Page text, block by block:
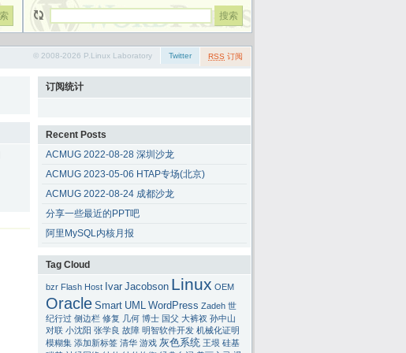
RSS 订阅
Twitter
© 2008-2026 P.Linux Laboratory
订阅统计
Recent Posts
ACMUG 2022-08-28 深圳沙龙
ACMUG 2023-05-06 HTAP专场(北京)
ACMUG 2022-08-24 成都沙龙
分享一些最近的PPT吧
阿里MySQL内核月报
Tag Cloud
bzr Flash Host Ivar Jacobson Linux OEM
Oracle Smart UML WordPress Zadeh 世
纪行过 侧边栏 修复 几何 博士 国父 大裤衩 孙中山
对联 小沈阳 张学良 故障 明智软件开发 机械化证明
模糊集 添加新标签 清华 游戏 灰色系统 王垠 硅基